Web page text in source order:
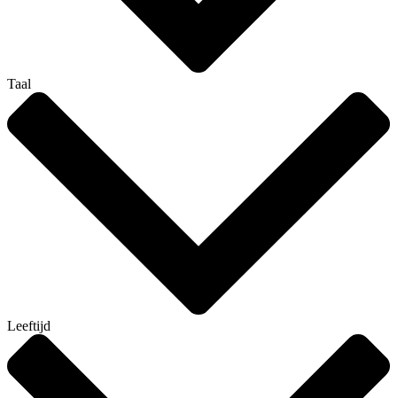
Taal
Leeftijd